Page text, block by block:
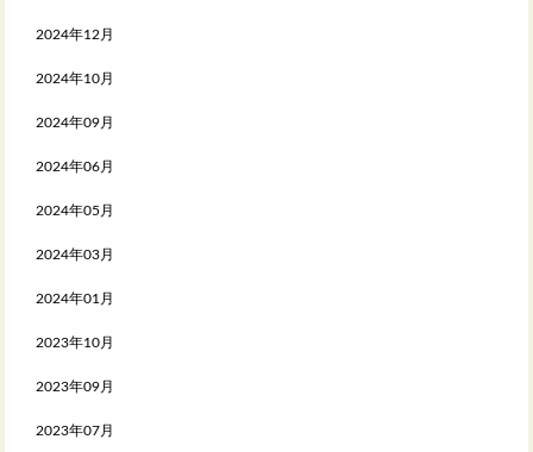
2024年12月
2024年10月
2024年09月
2024年06月
2024年05月
2024年03月
2024年01月
2023年10月
2023年09月
2023年07月